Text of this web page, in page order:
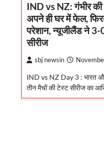
IND vs NZ: गंभीर की
अपने ही घर में फेल,
परेशान, न्यूजीलैंड ने 3-
सीरीज
sbj newsin
IND vs NZ Day 3 : भारत
तीन मैचों की टेस्ट सीरीज का